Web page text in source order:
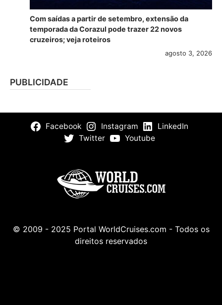
Com saídas a partir de setembro, extensão da
temporada da Corazul pode trazer 22 novos
cruzeiros; veja roteiros
agosto 3, 2026
PUBLICIDADE
Facebook Instagram
LinkedIn
Twitter
Youtube
© 2009 - 2025 Portal WorldCruises.com - Todos os
direitos reservados